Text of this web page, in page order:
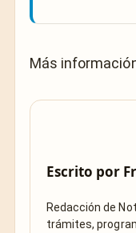
Más
Escrito por
Redacción de
trámites,